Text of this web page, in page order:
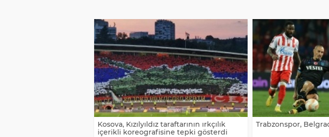
Kosova, Kızılyıldız taraftarının ırkçılık
içerikli koreografisine tepki gösterdi
Trabzonspor,